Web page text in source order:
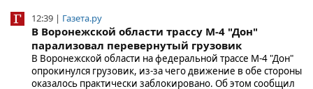
12:39 | Газета.ру
В Воронежской области трассу М-4 "Дон"
парализовал перевернутый грузовик
В Воронежской области на федеральной трассе М-4 "Дон"
опрокинулся грузовик, из-за чего движение в обе стороны
оказалось практически заблокировано. Об этом сообщил